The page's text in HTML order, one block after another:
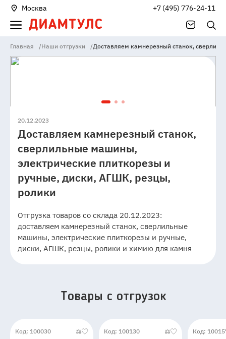
Москва +7 (495) 776-24-11
Главная /Наши отгрузки /Доставляем камнерезный станок,
20.12.2023
Доставляем камнерезный станок,
сверлильные машины,
электрические плиткорезы и
ручные, диски, АГШК, резцы,
ролики
Отгрузка товаров со склада 20.12.2023:
доставляем камнерезный станок, сверлильные
машины, электрические плиткорезы и ручные,
диски, АГШК, резцы, ролики и химию для камня
Товары c отгрузок
Код: 100030 Код: 100130 Код: